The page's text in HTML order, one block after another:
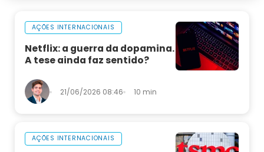
AÇÕES INTERNACIONAIS
Netflix: a guerra da dopamina.
A tese ainda faz sentido?
21/06/2026 08:46 10 min
AÇÕES INTERNACIONAIS